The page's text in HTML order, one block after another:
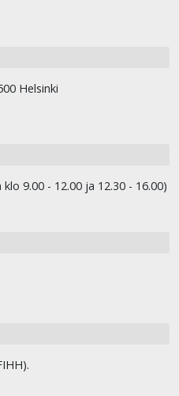
Helsinki
9.00 - 12.00 ja 12.30 - 16.00)